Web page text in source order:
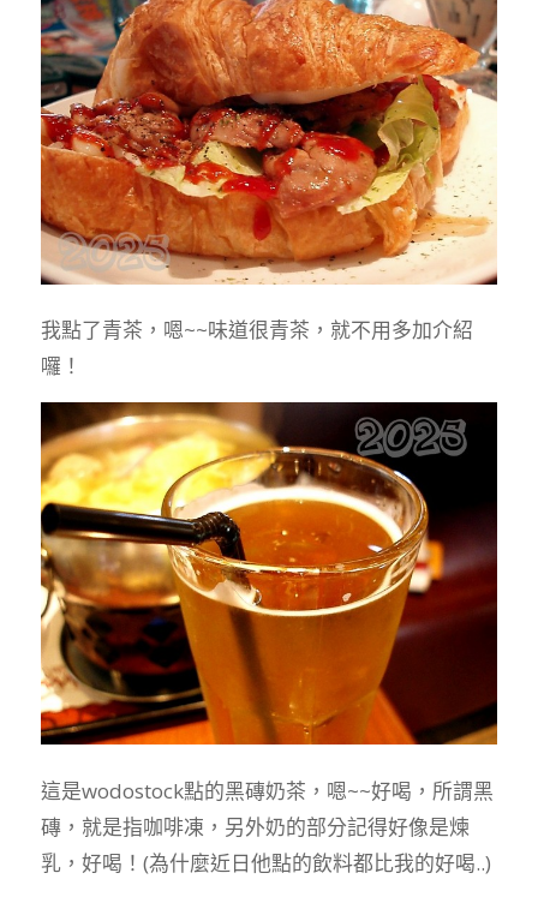
我點了青茶，嗯~~味道很青茶，就不用多加介紹
囉！
這是wodostock點的黑磚奶茶，嗯~~好喝，所謂黑
磚，就是指咖啡凍，另外奶的部分記得好像是煉
乳，好喝！(為什麼近日他點的飲料都比我的好喝..)